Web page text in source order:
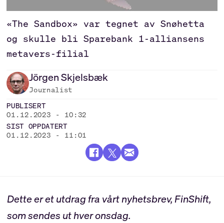
«The Sandbox» var tegnet av Snøhetta
og skulle bli Sparebank 1-alliansens
metavers-filial
JörgenSkjelsbæk
Journalist
PUBLISERT
01.12.2023 - 10:32
SIST OPPDATERT
01.12.2023 - 11:01
Dette er et utdrag fra vårt nyhetsbrev, FinShift,
som sendes ut hver onsdag.